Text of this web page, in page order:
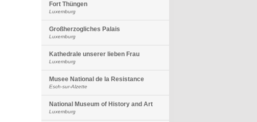
Fort Thüngen
Luxemburg
Großherzogliches Palais
Luxemburg
Kathedrale unserer lieben Frau
Luxemburg
Musee National de la Resistance
Esch-sur-Alzette
National Museum of History and Art
Luxemburg